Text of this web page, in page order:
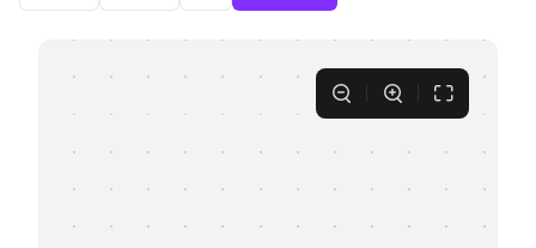
客户案例
支持